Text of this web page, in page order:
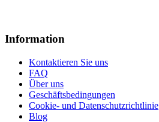
Information
Kontaktieren Sie uns
FAQ
Über uns
Geschäftsbedingungen
Cookie- und Datenschutzrichtlinie
Blog